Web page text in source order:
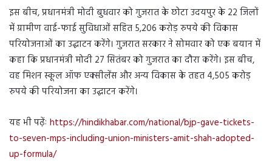
इस बीच, प्रधानमंत्री मोदी बुधवार को गुजरात के छोटा उदयपुर के 22 जिलों
में ग्रामीण वाई-फाई सुविधाओं सहित 5,206 करोड़ रुपये की विकास
परियोजनाओं का उद्घाटन करेंगे। गुजरात सरकार ने सोमवार को एक बयान में
कहा कि प्रधानमंत्री मोदी 27 सितंबर को गुजरात का दौरा करेंगे। इस बीच,
वह मिशन स्कूल ऑफ एक्सीलेंस और अन्य विकास के तहत 4,505 करोड़
रुपये की परियोजना का उद्घाटन करेंगे।
यह भी पढ़ेंः https://hindikhabar.com/national/bjp-gave-tickets-
to-seven-mps-including-union-ministers-amit-shah-adopted-
up-formula/